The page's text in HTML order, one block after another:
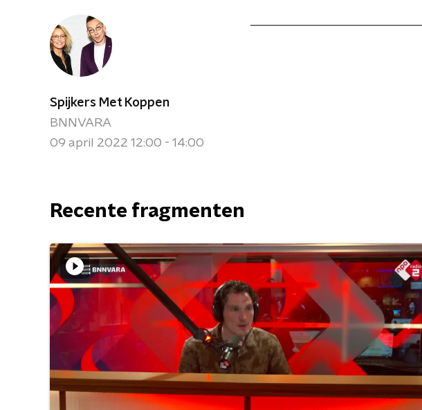
Spijkers Met Koppen
BNNVARA
09 april 2022 12:00 - 14:00
Recente fragmenten